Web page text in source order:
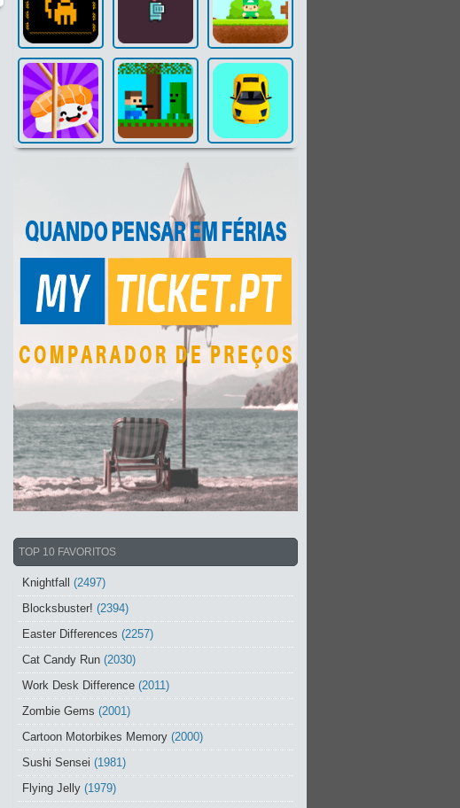
TOP 10 FAVORITOS
Knightfall (2497)
Blocksbuster! (2394)
Easter Differences (2257)
Cat Candy Run (2030)
Work Desk Difference (2011)
Zombie Gems (2001)
Cartoon Motorbikes Memory (2000)
Sushi Sensei (1981)
Flying Jelly (1979)